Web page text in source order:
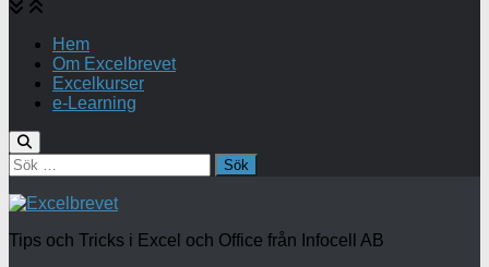
Hem
Om Excelbrevet
Excelkurser
e-Learning
Sök
efter:
Tips och Tricks i Excel och Office från Infocell AB